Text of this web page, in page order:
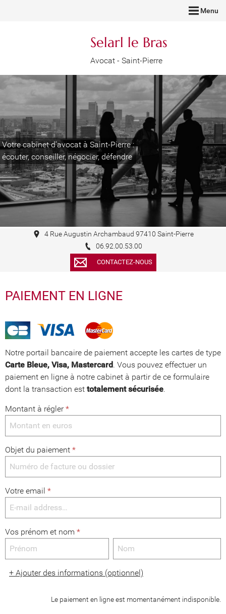
Menu
Selarl le Bras
Avocat - Saint-Pierre
Votre cabinet d'avocat à Saint-Pierre :
écouter, conseiller, négocier, défendre
4 Rue Augustin Archambaud 97410 Saint-Pierre
06.92.00.53.00
CONTACTEZ-NOUS
PAIEMENT EN LIGNE
Notre portail bancaire de paiement accepte les cartes de type
Carte Bleue, Visa, Mastercard. Vous pouvez effectuer un
paiement en ligne à notre cabinet à partir de ce formulaire
dont la transaction est totalement sécurisée.
Montant à régler*
Objet du paiement *
Votre email *
Vos prénom et nom *
+ Ajouter des informations (optionnel)
Le paiement en ligne est momentanément indisponible.